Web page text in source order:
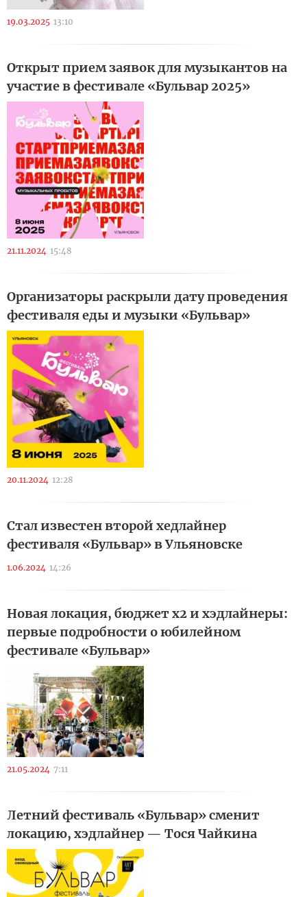
19.03.2025 13:10
Открыт прием заявок для музыкантов на
участие в фестивале «Бульвар 2025»
21.11.2024 15:48
Организаторы раскрыли дату проведения
фестиваля еды и музыки «Бульвар»
20.11.2024 12:28
Стал известен второй хедлайнер
фестиваля «Бульвар» в Ульяновске
1.06.2024 14:26
Новая локация, бюджет х2 и хэдлайнеры:
первые подробности о юбилейном
фестивале «Бульвар»
21.05.2024 7:11
Летний фестиваль «Бульвар» сменит
локацию, хэдлайнер — Тося Чайкина